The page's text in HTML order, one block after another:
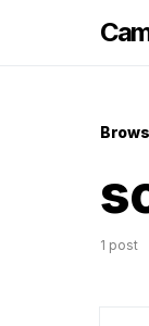
1 post